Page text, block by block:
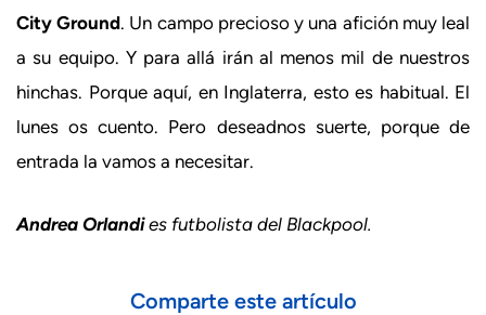
City Ground. Un campo precioso y una afición muy leal
a su equipo. Y para allá irán al menos mil de nuestros
hinchas. Porque aquí, en Inglaterra, esto es habitual. El
lunes os cuento. Pero deseadnos suerte, porque de
entrada la vamos a necesitar.
Andrea Orlandies futbolista del Blackpool.
Comparte este artículo